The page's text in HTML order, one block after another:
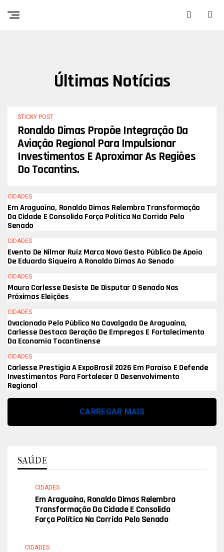
Últimas Notícias
STICKY POST
Ronaldo Dimas Propõe Integração Da
Aviação Regional Para Impulsionar
Investimentos E Aproximar As Regiões
Do Tocantins.
CIDADES
Em Araguaína, Ronaldo Dimas Relembra Transformação
Da Cidade E Consolida Força Política Na Corrida Pelo
Senado
CIDADES
Evento De Nilmar Ruiz Marca Novo Gesto Público De Apoio
De Eduardo Siqueira A Ronaldo Dimas Ao Senado
CIDADES
Mauro Carlesse Desiste De Disputar O Senado Nas
Próximas Eleições
CIDADES
Ovacionado Pelo Público Na Cavalgada De Araguaína,
Carlesse Destaca Geração De Empregos E Fortalecimento
Da Economia Tocantinense
CIDADES
Carlesse Prestigia A ExpoBrasil 2026 Em Paraíso E Defende
Investimentos Para Fortalecer O Desenvolvimento
Regional
CARREGAR MAIS
SAÚDE
CIDADES
Em Araguaína, Ronaldo Dimas Relembra
Transformação Da Cidade E Consolida
Força Política Na Corrida Pelo Senado
CIDADES